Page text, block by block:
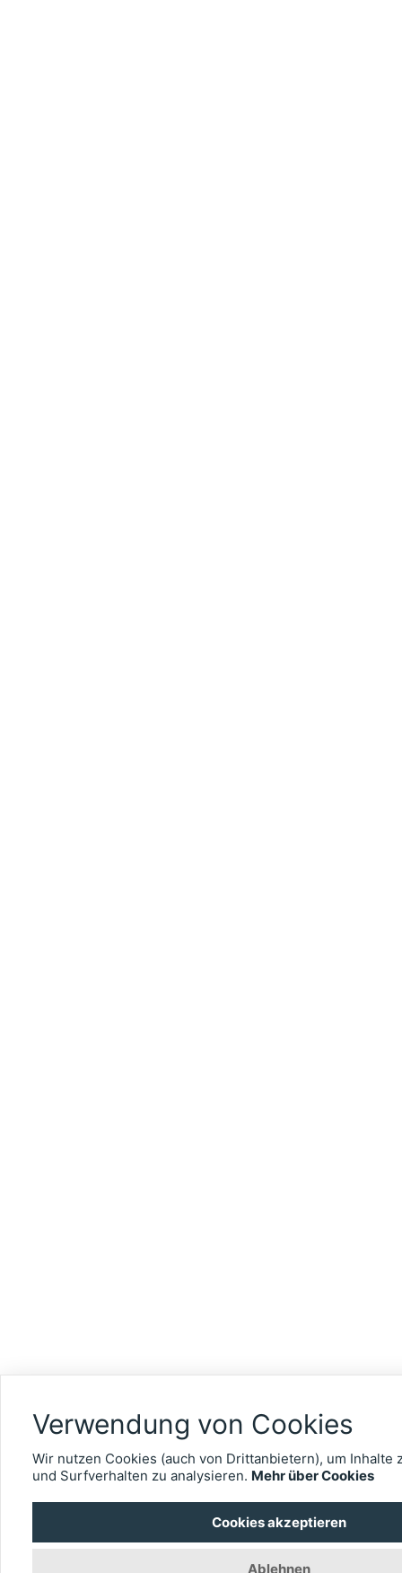
Verwendung von Cookies
Wir nutzen Cookies (auch von Drittanbietern), um Inhalte
und Surfverhalten zu analysieren. Mehr über Cookies
Cookies akzeptieren
Ablehnen